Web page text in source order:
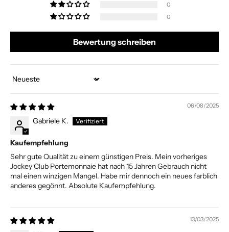
0
0
Bewertung schreiben
Sort by
06/08/2025
Gabriele K.
Kaufempfehlung
Sehr gute Qualität zu einem günstigen Preis. Mein vorheriges
Jockey Club Portemonnaie hat nach 15 Jahren Gebrauch nicht
mal einen winzigen Mangel. Habe mir dennoch ein neues farblich
anderes gegönnt. Absolute Kaufempfehlung.
13/03/2025